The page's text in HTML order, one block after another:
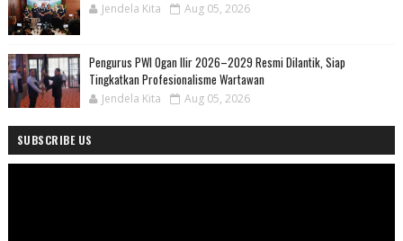
Jendela Kita Aug 05, 2026
Pengurus PWI Ogan Ilir 2026–2029 Resmi Dilantik, Siap
Tingkatkan Profesionalisme Wartawan
Jendela Kita Aug 05, 2026
SUBSCRIBE US